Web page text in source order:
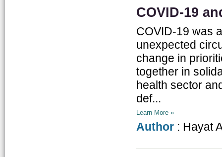
COVID-19
COVID-19 was
unexpected
change in
together in
health sector
def...
Learn More »
Author : Hayat